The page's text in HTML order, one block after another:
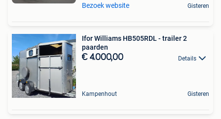
Bezoek website Gisteren
Ifor Williams HB505RDL - trailer 2
paarden
€ 4.000,00 Details
Kampenhout Gisteren